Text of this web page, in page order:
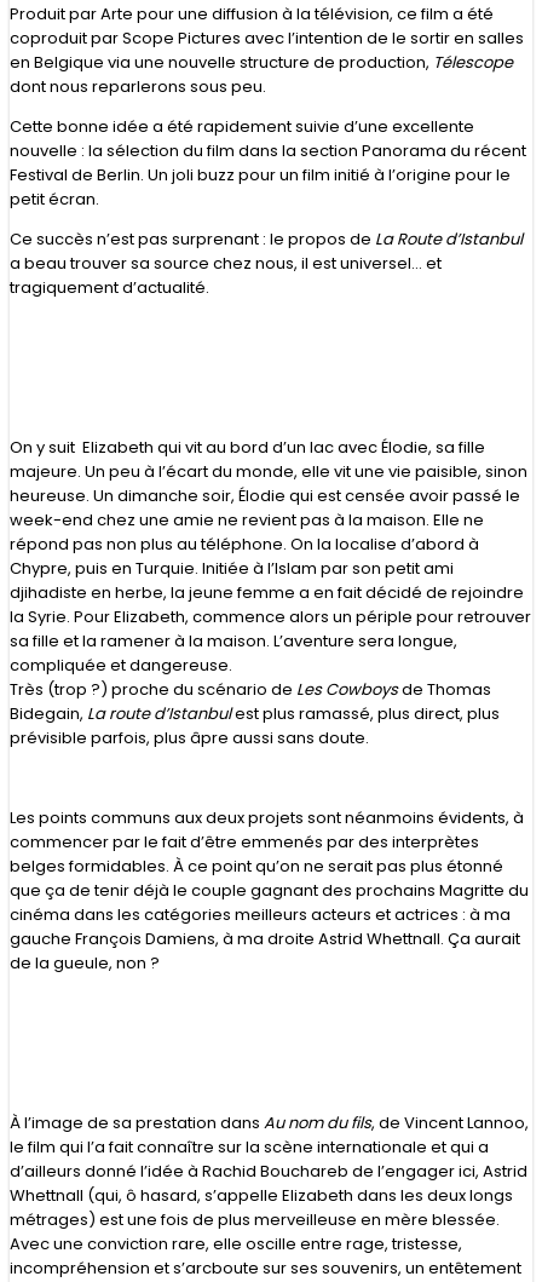
Produit par Arte pour une diffusion à la télévision, ce film a été
coproduit par Scope Pictures avec l’intention de le sortir en salles
en Belgique via une nouvelle structure de production, Télescope
dont nous reparlerons sous peu.
Cette bonne idée a été rapidement suivie d’une excellente
nouvelle : la sélection du film dans la section Panorama du récent
Festival de Berlin. Un joli buzz pour un film initié à l’origine pour le
petit écran.
Ce succès n’est pas surprenant : le propos de La Route d’Istanbul
a beau trouver sa source chez nous, il est universel… et
tragiquement d’actualité.
On y suit Elizabeth qui vit au bord d’un lac avec Élodie, sa fille
majeure. Un peu à l’écart du monde, elle vit une vie paisible, sinon
heureuse. Un dimanche soir, Élodie qui est censée avoir passé le
week-end chez une amie ne revient pas à la maison. Elle ne
répond pas non plus au téléphone. On la localise d’abord à
Chypre, puis en Turquie. Initiée à l’Islam par son petit ami
djihadiste en herbe, la jeune femme a en fait décidé de rejoindre
la Syrie. Pour Elizabeth, commence alors un périple pour retrouver
sa fille et la ramener à la maison. L’aventure sera longue,
compliquée et dangereuse.
Très (trop ?) proche du scénario de Les Cowboysde Thomas
Bidegain, La route d’Istanbulest plus ramassé, plus direct, plus
prévisible parfois, plus âpre aussi sans doute.
Les points communs aux deux projets sont néanmoins évidents, à
commencer par le fait d’être emmenés par des interprètes
belges formidables. À ce point qu’on ne serait pas plus étonné
que ça de tenir déjà le couple gagnant des prochains Magritte du
cinéma dans les catégories meilleurs acteurs et actrices : à ma
gauche François Damiens, à ma droite Astrid Whettnall. Ça aurait
de la gueule, non ?
À l’image de sa prestation dans Au nom du fils, de Vincent Lannoo,
le film qui l’a fait connaître sur la scène internationale et qui a
d’ailleurs donné l’idée à Rachid Bouchareb de l’engager ici, Astrid
Whettnall (qui, ô hasard, s’appelle Elizabeth dans les deux longs
métrages) est une fois de plus merveilleuse en mère blessée.
Avec une conviction rare, elle oscille entre rage, tristesse,
incompréhension et s’arcboute sur ses souvenirs, un entêtement